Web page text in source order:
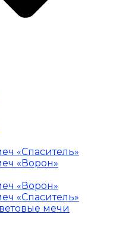
«Спаситель»
«Ворон»
«Ворон»
«Спаситель»
мечи